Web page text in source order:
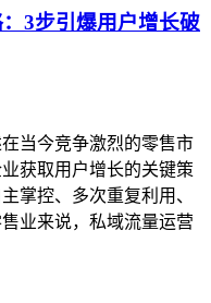
3步引爆用户增长破
当今竞争激烈的零售市
获取用户增长的关键策
掌控、多次重复利用、
业来说，私域流量运营